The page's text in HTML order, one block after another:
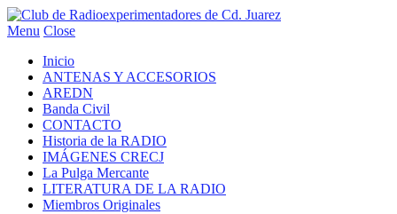
Menu Close
Inicio
ANTENAS Y ACCESORIOS
AREDN
Banda Civil
CONTACTO
Historia de la RADIO
IMÁGENES CRECJ
La Pulga Mercante
LITERATURA DE LA RADIO
Miembros Originales